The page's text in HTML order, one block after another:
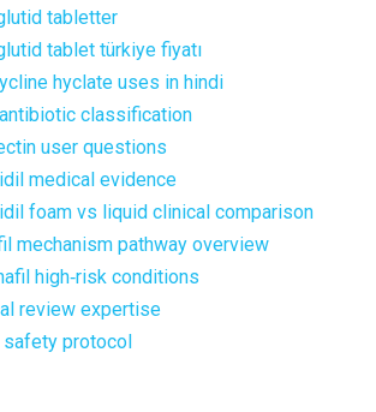
tabletter
tablet türkiye fiyatı
hyclate uses in hindi
classification
user questions
medical evidence
foam vs liquid clinical comparison
mechanism pathway overview
high‑risk conditions
review expertise
protocol